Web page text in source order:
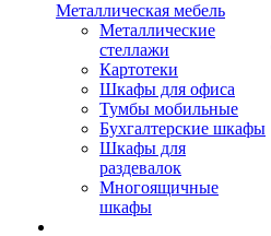
Металлическая мебель
Металлические
стеллажи
Картотеки
Шкафы для офиса
Тумбы мобильные
Бухгалтерские шкафы
Шкафы для
раздевалок
Многоящичные
шкафы